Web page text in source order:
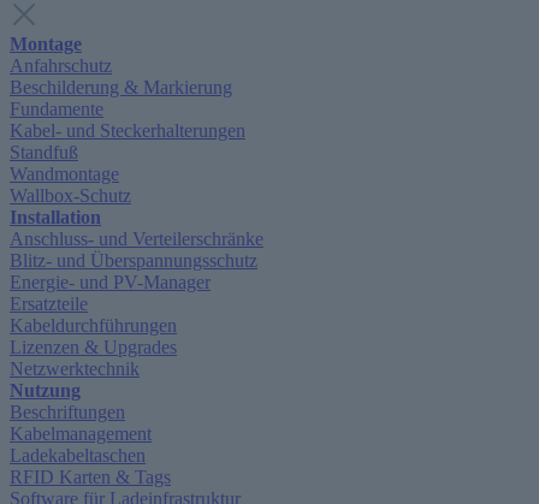
Montage
Anfahrschutz
Beschilderung & Markierung
Fundamente
Kabel- und Steckerhalterungen
Standfuß
Wandmontage
Wallbox-Schutz
Installation
Anschluss- und Verteilerschränke
Blitz- und Überspannungsschutz
Energie- und PV-Manager
Ersatzteile
Kabeldurchführungen
Lizenzen & Upgrades
Netzwerktechnik
Nutzung
Beschriftungen
Kabelmanagement
Ladekabeltaschen
RFID Karten & Tags
Software für Ladeinfrastruktur